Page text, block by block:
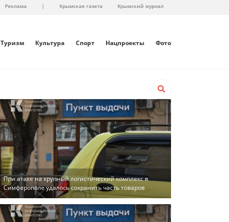
Реклама | Крымская газета Крымский журнал
Туризм Культура Спорт Нацпроекты Фото
При атаке на крупный логистический комплекс в
Симферополе удалось сохранить часть товаров